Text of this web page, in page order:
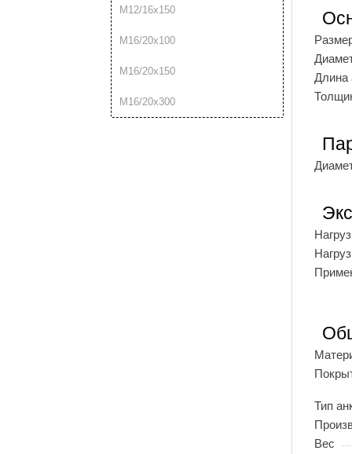
М12/16х150
М16/20х100
М16/20х150
М16/20х300
Длина
Тип
Вес